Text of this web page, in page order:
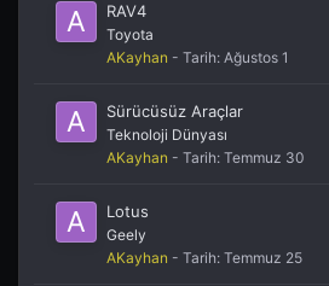
RAV4
Toyota
AKayhan - Tarih: Ağustos 1
Sürücüsüz Araçlar
Teknoloji Dünyası
AKayhan - Tarih: Temmuz 30
Lotus
Geely
AKayhan - Tarih: Temmuz 25